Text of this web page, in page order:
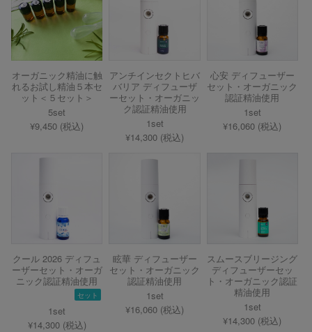
オーガニック精油に触
れるお試し精油５本セ
ット＜５セット＞
5set
¥9,450 (税込)
アンチインセクトヒバ
バリア ディフューザ
ーセット・オーガニッ
ク認証精油使用
1set
¥14,300 (税込)
心安 ディフューザー
セット・オーガニック
認証精油使用
1set
¥16,060 (税込)
クール 2026 ディフュ
ーザーセット・オーガ
ニック認証精油使用
セット
1set
¥14,300 (税込)
眩華 ディフューザー
セット・オーガニック
認証精油使用
1set
¥16,060 (税込)
スムースブリージング
ディフューザーセッ
ト・オーガニック認証
精油使用
1set
¥14,300 (税込)